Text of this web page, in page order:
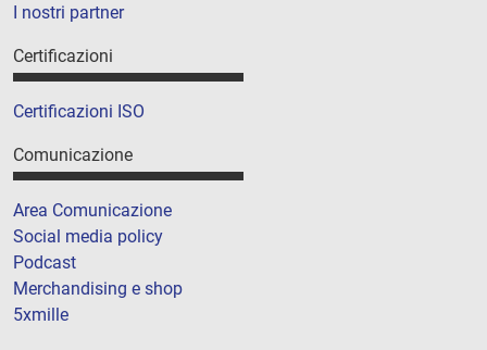
I nostri partner
Certificazioni
Certificazioni ISO
Comunicazione
Area Comunicazione
Social media policy
Podcast
Merchandising e shop
5xmille